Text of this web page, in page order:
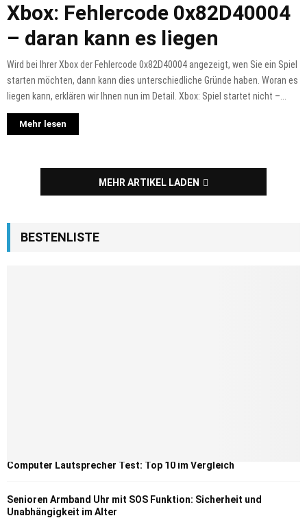
Xbox: Fehlercode 0x82D40004
– daran kann es liegen
Wird bei Ihrer Xbox der Fehlercode 0x82D40004 angezeigt, wen Sie ein Spiel
starten möchten, dann kann dies unterschiedliche Gründe haben. Woran es
liegen kann, erklären wir Ihnen nun im Detail. Xbox: Spiel startet nicht –...
Mehr lesen
MEHR ARTIKEL LADEN
BESTENLISTE
Computer Lautsprecher Test: Top 10 im Vergleich
Senioren Armband Uhr mit SOS Funktion: Sicherheit und
Unabhängigkeit im Alter